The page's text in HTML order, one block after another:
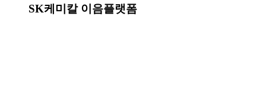
SK케미칼 이음플랫폼